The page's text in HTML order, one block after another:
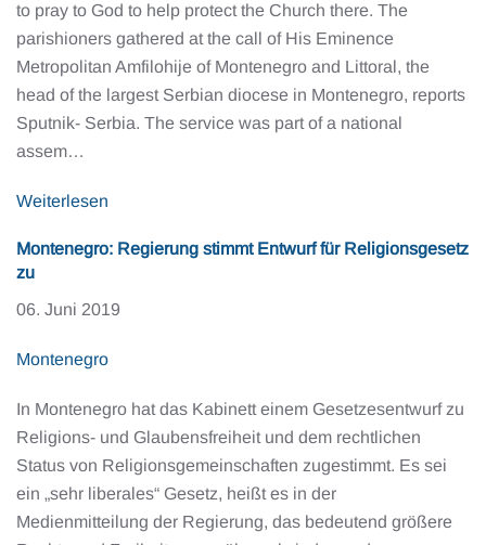
to pray to God to help protect the Church there. The
parishioners gathered at the call of His Eminence
Metropolitan Amfilohije of Montenegro and Littoral, the
head of the largest Serbian diocese in Montenegro, reports
Sputnik- Serbia. The service was part of a national
assem…
Weiterlesen
Montenegro: Regierung stimmt Entwurf für Religionsgesetz
zu
06. Juni 2019
Montenegro
In Montenegro hat das Kabinett einem Gesetzesentwurf zu
Religions- und Glaubensfreiheit und dem rechtlichen
Status von Religionsgemeinschaften zugestimmt. Es sei
ein „sehr liberales“ Gesetz, heißt es in der
Medienmitteilung der Regierung, das bedeutend größere